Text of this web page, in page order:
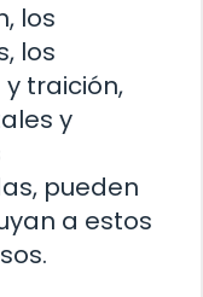
los
los
traición,
y
pueden
a estos